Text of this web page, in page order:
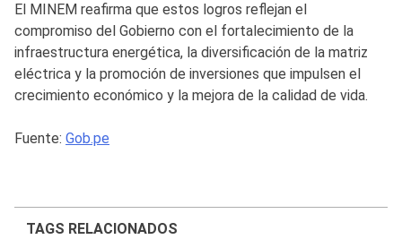
El MINEM reafirma que estos logros reflejan el
compromiso del Gobierno con el fortalecimiento de la
infraestructura energética, la diversificación de la matriz
eléctrica y la promoción de inversiones que impulsen el
crecimiento económico y la mejora de la calidad de vida.
Fuente: Gob.pe
TAGS RELACIONADOS